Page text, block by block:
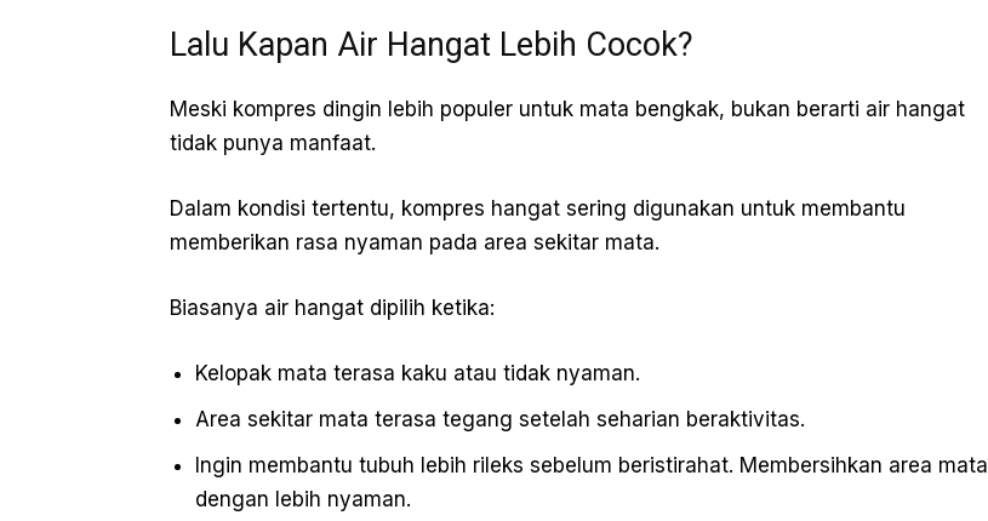
Lalu Kapan Air Hangat Lebih Cocok?
Meski kompres dingin lebih populer untuk mata bengkak, bukan berarti air hangat
tidak punya manfaat.
Dalam kondisi tertentu, kompres hangat sering digunakan untuk membantu
memberikan rasa nyaman pada area sekitar mata.
Biasanya air hangat dipilih ketika:
Kelopak mata terasa kaku atau tidak nyaman.
Area sekitar mata terasa tegang setelah seharian beraktivitas.
Ingin membantu tubuh lebih rileks sebelum beristirahat. Membersihkan area mata
dengan lebih nyaman.